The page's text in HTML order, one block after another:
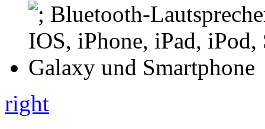
right